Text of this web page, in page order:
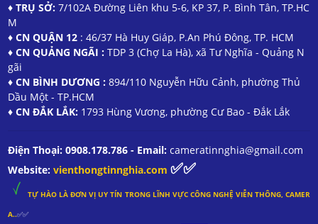
♦ TRỤ SỞ:7/102A Đường Liên khu 5-6, KP 37, P. Bình Tân, TP.HC
M
♦ CN QUẬN 12 : 46/37 Hà Huy Giáp, P.An Phú Đông, TP. HCM
♦ CN QUẢNG NGÃI : TDP 3 (Chợ La Hà), xã Tư Nghĩa - Quảng N
gãi
♦ CN BÌNH DƯƠNG : 894/110 Nguyễn Hữu Cảnh, phường Thủ
Dầu Một - TP.HCM
♦ CN ĐẮK LẮK: 1793 Hùng Vương, phường Cư Bao - Đắk Lắk
Điện Thoại: 0908.178.786 - Email:cameratinnghia@gmail.com
Website: vienthongtinnghia.com ✅✅
TỰ HÀO LÀ ĐƠN VỊ UY TÍN TRONG LĨNH VỰC CÔNG NGHỆ VIỄN THÔNG, CAMER
A..✅✅